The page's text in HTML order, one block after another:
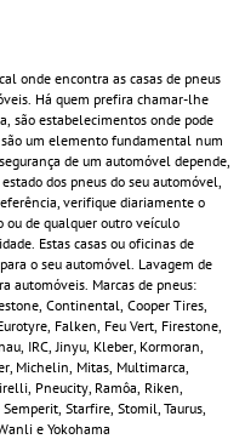
onde encontra as casas de pneus
Há quem prefira chamar-lhe
são estabelecimentos onde pode
são um elemento fundamental num
de um automóvel depende,
dos pneus do seu automóvel,
verifique diariamente o
ou de qualquer outro veículo
Estas casas ou oficinas de
o seu automóvel. Lavagem de
automóveis. Marcas de pneus:
Continental, Cooper Tires,
Falken, Feu Vert, Firestone,
IRC, Jinyu, Kleber, Kormoran,
Michelin, Mitas, Multimarca,
Pneucity, Ramôa, Riken,
Starfire, Stomil, Taurus,
e Yokohama